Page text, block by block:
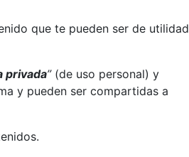
que te pueden ser de utilidad
privada” (de uso personal) y
y pueden ser compartidas a